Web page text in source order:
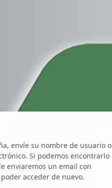
envíe su nombre de usuario o
Si podemos encontrarlo
enviaremos un email con
acceder de nuevo.